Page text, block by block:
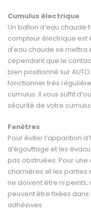
Cumulus électrique
Un ballon d’eau
compteur électrique est
d’eau chaude se
cependant que le
bien positionné sur
fonctionner très
cumulus. Il vous suffit
sécurité de votre
Fenêtres
Pour éviter l’apparition
d’égouttage et les
pas obstruées. Pour
char­nières et les parties
ne doivent être ni
peuvent être fixées dans
adhésives.